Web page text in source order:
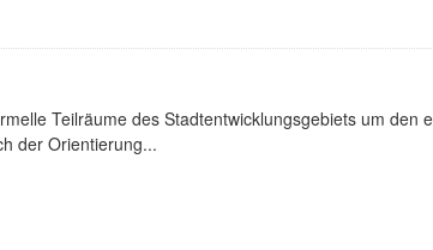
Teilräume des Stadtentwicklungsgebiets um den
der Orientierung...